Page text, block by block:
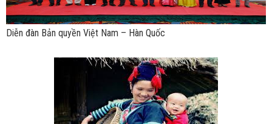
Diễn đàn Bản quyền Việt Nam – Hàn Quốc